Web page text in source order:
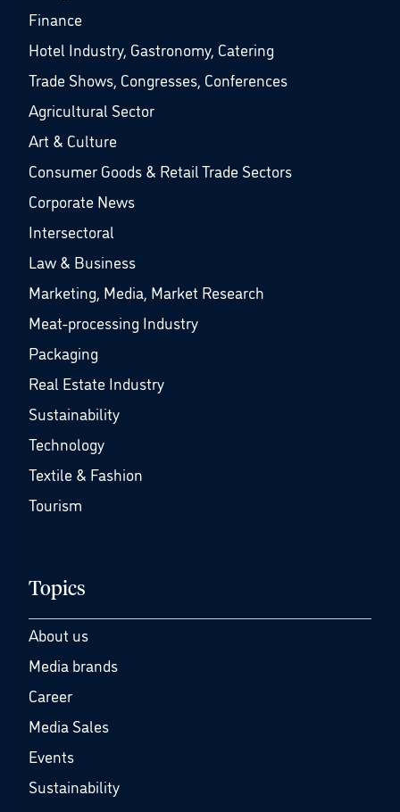
Finance
Hotel Industry, Gastronomy, Catering
Trade Shows, Congresses, Conferences
Agricultural Sector
Art & Culture
Consumer Goods & Retail Trade Sectors
Corporate News
Intersectoral
Law & Business
Marketing, Media, Market Research
Meat-processing Industry
Packaging
Real Estate Industry
Sustainability
Technology
Textile & Fashion
Tourism
Topics
About us
Media brands
Career
Media Sales
Events
Sustainability